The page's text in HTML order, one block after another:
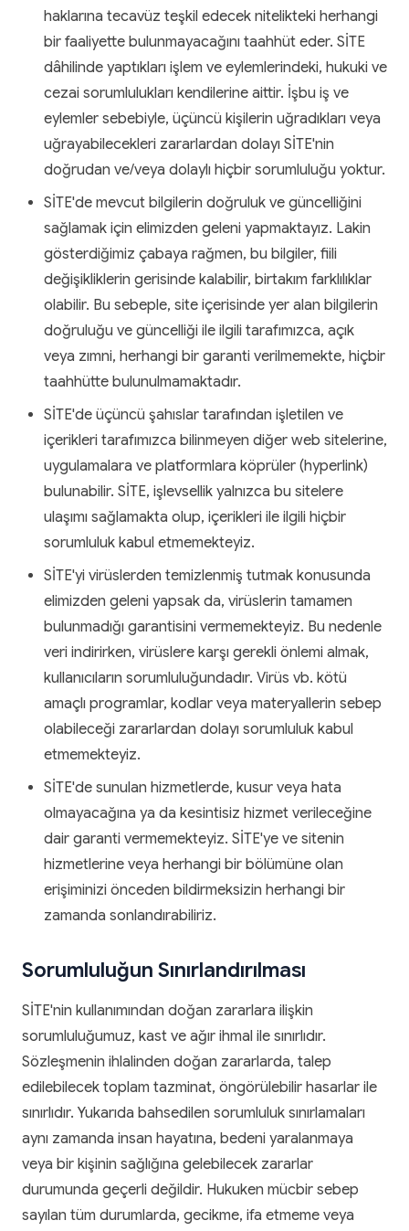
haklarına tecavüz teşkil edecek nitelikteki herhangi
bir faaliyette bulunmayacağını taahhüt eder. SİTE
dâhilinde yaptıkları işlem ve eylemlerindeki, hukuki ve
cezai sorumlulukları kendilerine aittir. İşbu iş ve
eylemler sebebiyle, üçüncü kişilerin uğradıkları veya
uğrayabilecekleri zararlardan dolayı SİTE'nin
doğrudan ve/veya dolaylı hiçbir sorumluluğu yoktur.
SİTE'de mevcut bilgilerin doğruluk ve güncelliğini
sağlamak için elimizden geleni yapmaktayız. Lakin
gösterdiğimiz çabaya rağmen, bu bilgiler, fiili
değişikliklerin gerisinde kalabilir, birtakım farklılıklar
olabilir. Bu sebeple, site içerisinde yer alan bilgilerin
doğruluğu ve güncelliği ile ilgili tarafımızca, açık
veya zımni, herhangi bir garanti verilmemekte, hiçbir
taahhütte bulunulmamaktadır.
SİTE'de üçüncü şahıslar tarafından işletilen ve
içerikleri tarafımızca bilinmeyen diğer web sitelerine,
uygulamalara ve platformlara köprüler (hyperlink)
bulunabilir. SİTE, işlevsellik yalnızca bu sitelere
ulaşımı sağlamakta olup, içerikleri ile ilgili hiçbir
sorumluluk kabul etmemekteyiz.
SİTE'yi virüslerden temizlenmiş tutmak konusunda
elimizden geleni yapsak da, virüslerin tamamen
bulunmadığı garantisini vermemekteyiz. Bu nedenle
veri indirirken, virüslere karşı gerekli önlemi almak,
kullanıcıların sorumluluğundadır. Virüs vb. kötü
amaçlı programlar, kodlar veya materyallerin sebep
olabileceği zararlardan dolayı sorumluluk kabul
etmemekteyiz.
SİTE'de sunulan hizmetlerde, kusur veya hata
olmayacağına ya da kesintisiz hizmet verileceğine
dair garanti vermemekteyiz. SİTE'ye ve sitenin
hizmetlerine veya herhangi bir bölümüne olan
erişiminizi önceden bildirmeksizin herhangi bir
zamanda sonlandırabiliriz.
Sorumluluğun Sınırlandırılması
SİTE'nin kullanımından doğan zararlara ilişkin
sorumluluğumuz, kast ve ağır ihmal ile sınırlıdır.
Sözleşmenin ihlalinden doğan zararlarda, talep
edilebilecek toplam tazminat, öngörülebilir hasarlar ile
sınırlıdır. Yukarıda bahsedilen sorumluluk sınırlamaları
aynı zamanda insan hayatına, bedeni yaralanmaya
veya bir kişinin sağlığına gelebilecek zararlar
durumunda geçerli değildir. Hukuken mücbir sebep
sayılan tüm durumlarda, gecikme, ifa etmeme veya